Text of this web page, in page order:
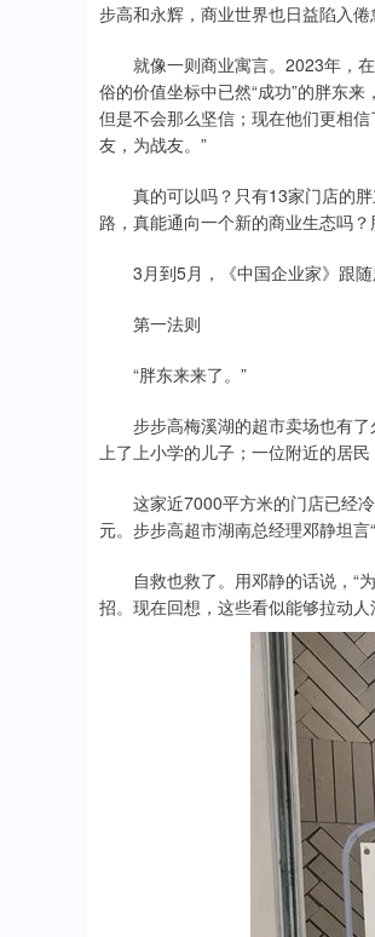
步高和永辉，商业世界也日益陷入倦
就像一则商业寓言。2023年，在
俗的价值坐标中已然“成功”的胖东
但是不会那么坚信；现在他们更相
友，为战友。”
真的可以吗？只有13家门店的胖
路，真能通向一个新的商业生态吗
3月到5月，《中国企业家》跟随
第一法则
“胖东来来了。”
步步高梅溪湖的超市卖场也有了
上了上小学的儿子；一位附近的居民
这家近7000平方米的门店已经冷
元。步步高超市湖南总经理邓静坦言
自救也救了。用邓静的话说，“为
招。现在回想，这些看似能够拉动